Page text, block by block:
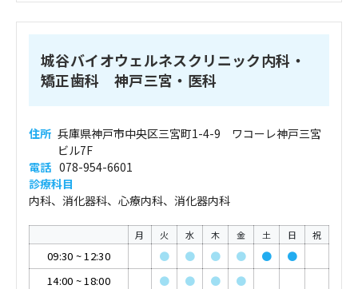
城谷バイオウェルネスクリニック内科・
矯正歯科 神戸三宮・医科
住所 兵庫県神戸市中央区三宮町1-4-9 ワコーレ神戸三宮
ビル7F
電話 078-954-6601
診療科目
内科、消化器科、心療内科、消化器内科
月 火 水 木 金 土 日 祝
09:30 ~12:30 ● ● ● ● ●
●
14:00 ~18:00 ● ● ● ●